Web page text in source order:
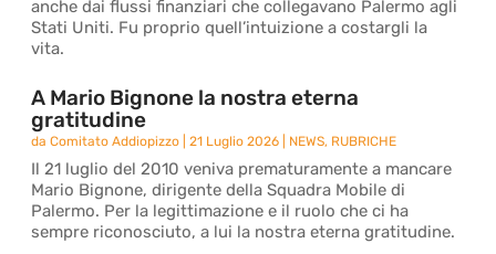
anche dai flussi finanziari che collegavano Palermo agli
Stati Uniti. Fu proprio quell’intuizione a costargli la
vita.
A Mario Bignone la nostra eterna
gratitudine
daComitato Addiopizzo |21 Luglio 2026 NEWS, RUBRICHE
Il 21 luglio del 2010 veniva prematuramente a mancare
Mario Bignone, dirigente della Squadra Mobile di
Palermo. Per la legittimazione e il ruolo che ci ha
sempre riconosciuto, a lui la nostra eterna gratitudine.